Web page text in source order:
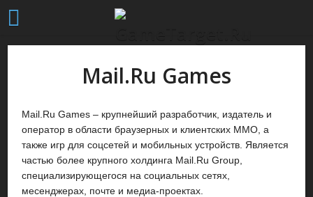
Mail.Ru Games
Mail.Ru Games – крупнейший разработчик, издатель и
оператор в области браузерных и клиентских MMO, а
также игр для соцсетей и мобильных устройств. Является
частью более крупного холдинга Mail.Ru Group,
специализирующегося на социальных сетях,
месенджерах, почте и медиа-проектах.